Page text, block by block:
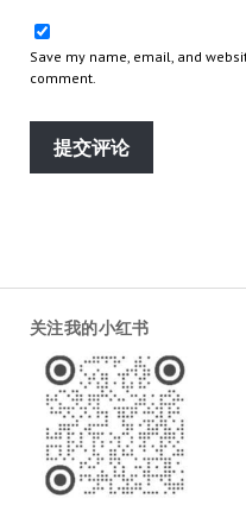
Save my name, email, and
comment.
关注我的小红书